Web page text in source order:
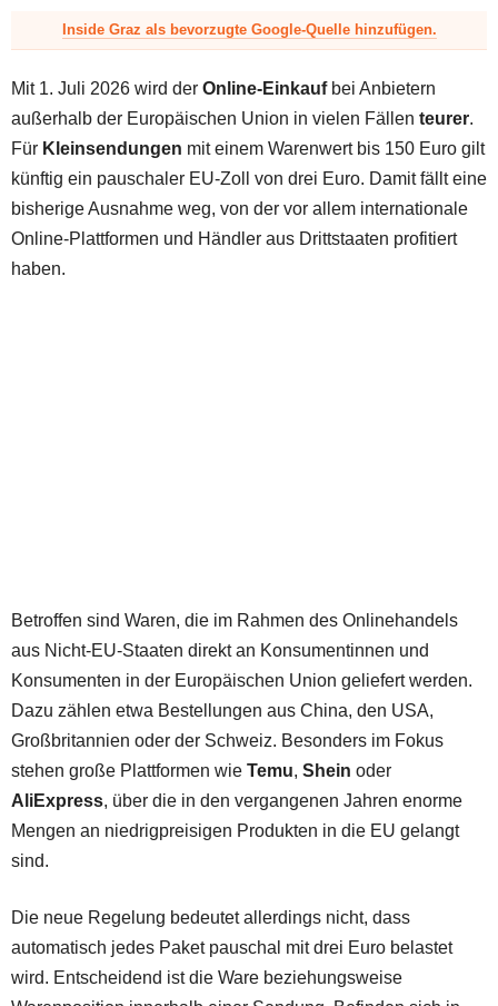
Inside Graz als bevorzugte Google-Quelle hinzufügen.
Mit 1. Juli 2026 wird der Online-Einkaufbei Anbietern
außerhalb der Europäischen Union in vielen Fällen teurer.
Für Kleinsendungen mit einem Warenwert bis 150 Euro gilt
künftig ein pauschaler EU-Zoll von drei Euro. Damit fällt eine
bisherige Ausnahme weg, von der vor allem internationale
Online-Plattformen und Händler aus Drittstaaten profitiert
haben.
Betroffen sind Waren, die im Rahmen des Onlinehandels
aus Nicht-EU-Staaten direkt an Konsumentinnen und
Konsumenten in der Europäischen Union geliefert werden.
Dazu zählen etwa Bestellungen aus China, den USA,
Großbritannien oder der Schweiz. Besonders im Fokus
stehen große Plattformen wie Temu, Shein oder
AliExpress, über die in den vergangenen Jahren enorme
Mengen an niedrigpreisigen Produkten in die EU gelangt
sind.
Die neue Regelung bedeutet allerdings nicht, dass
automatisch jedes Paket pauschal mit drei Euro belastet
wird. Entscheidend ist die Ware beziehungsweise